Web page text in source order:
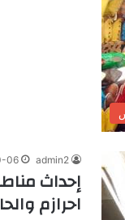
admin2
06
إحداث
احرازم